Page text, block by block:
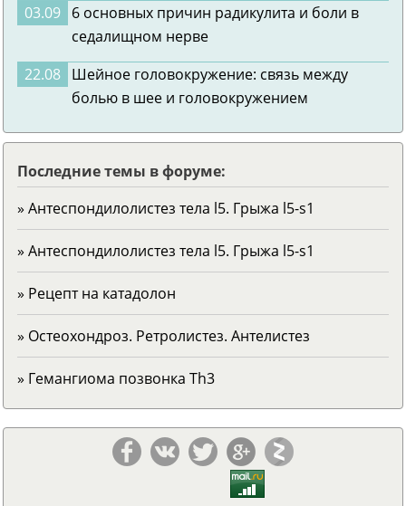
03.09 6 основных причин радикулита и боли в
седалищном нерве
22.08 Шейное головокружение: связь между
болью в шее и головокружением
Последние темы в форуме:
» Антеспондилолистез тела l5. Грыжа l5-s1
» Антеспондилолистез тела l5. Грыжа l5-s1
» Рецепт на катадолон
» Остеохондроз. Ретролистез. Антелистез
» Гемангиома позвонка Тh3